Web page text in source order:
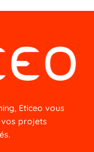
Eticeo vous
projets